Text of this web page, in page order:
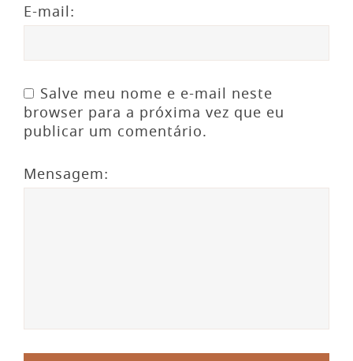
E-mail:
Salve meu nome e e-mail neste
browser para a próxima vez que eu
publicar um comentário.
Mensagem: